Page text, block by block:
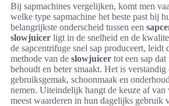
Bij sapmachines vergelijken, komt men
welke type sapmachine het beste past bij
belangrijkste onderscheid tussen een
slowjuicer ligt in de snelheid en de
de sapcentrifuge snel sap produceert, leidt
methode van de slowjuicer tot een sap
behoudt en beter smaakt. Het is
gebruiksgemak, schoonmaak en
nemen. Uiteindelijk hangt de keuze af
meest waarderen in hun dagelijks gebruik